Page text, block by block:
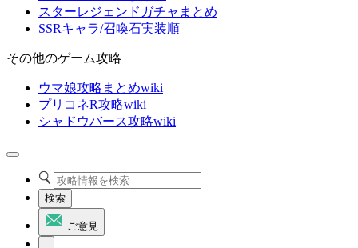
スターレジェンドガチャまとめ
SSRキャラ/召喚石実装順
その他のゲーム攻略
ウマ娘攻略まとめwiki
プリコネR攻略wiki
シャドウバース攻略wiki
検索
ご意見